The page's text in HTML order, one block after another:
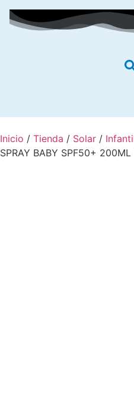
Inicio / Tienda / Solar /
SPRAY BABY SPF50+ 200ML